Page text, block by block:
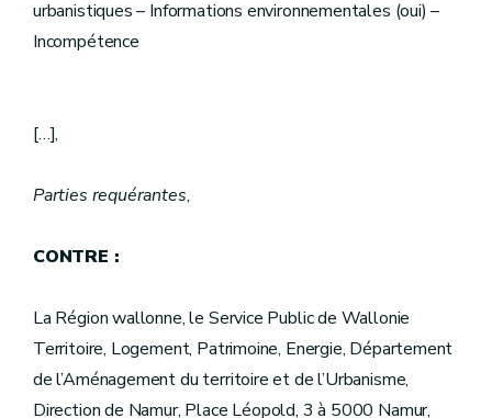
urbanistiques – Informations environnementales (oui) –
Incompétence
[…],
Parties requérantes,
CONTRE :
La Région wallonne, le Service Public de Wallonie
Territoire, Logement, Patrimoine, Energie, Département
de l’Aménagement du territoire et de l’Urbanisme,
Direction de Namur, Place Léopold, 3 à 5000 Namur,